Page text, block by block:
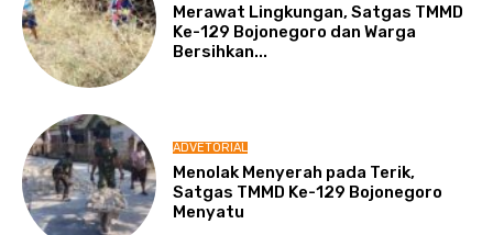
Merawat Lingkungan, Satgas TMMD
Ke-129 Bojonegoro dan Warga
Bersihkan...
ADVETORIAL
Menolak Menyerah pada Terik,
Satgas TMMD Ke-129 Bojonegoro
Menyatu